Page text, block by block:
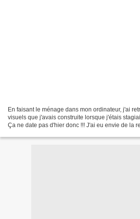
En faisant le ménage dans mon ordinateur, j'ai
visuels que j'avais construite lorsque j'étais
Ça ne date pas d'hier donc !!! J'ai eu envie de la